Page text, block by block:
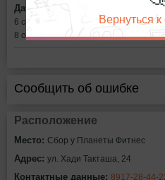
Дата:
6 сентября в 18:30
8 сентября в 18:30
Сообщить об ошибке
Расположение
Место: Сбор у Планеты Фитнес
Адрес: ул. Хади Такташа, 24
Контактные данные: 8917-28-44-
Вернуться